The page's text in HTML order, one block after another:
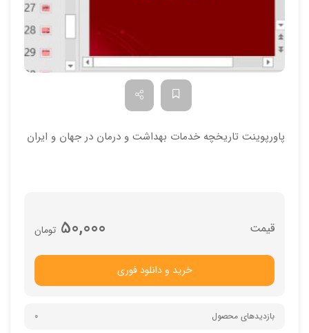
پاورپوینت تاریخچه خدمات بهداشت و درمان در جهان و ایران
تومان 50,000
خرید و دانلود فوری
بازدیدهای محصول 0